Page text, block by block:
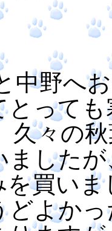
中野へ
とって
々の
ました
を買い
どよか